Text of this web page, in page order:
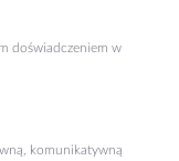
doświadczeniem w
komunikatywną